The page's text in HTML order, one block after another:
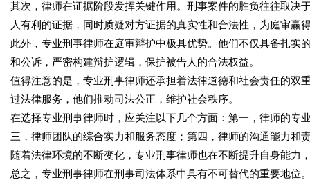
其次，律师在证据阶段发挥关键作用。刑事案件的胜负往往取决
人有利的证据，同时质疑对方证据的真实性和合法性，为庭审赢
此外，专业刑事律师在庭审辩护中极具优势。他们不仅具备扎
和公诉，严密构建辩护逻辑，保护被告人的合法权益。
值得注意的是，专业刑事律师还承担着法律道德和社会责任的双
过法律服务，他们推动司法公正，维护社会秩序。
在选择专业刑事律师时，应关注以下几个方面：第一，律师的专
三，律师团队的综合实力和服务态度；第四，律师的沟通能力和
随着法律环境的不断变化，专业刑事律师也在不断提升自身能
总之，专业刑事律师在刑事司法体系中具有不可替代的重要地